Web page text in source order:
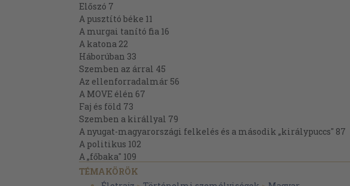
Előszó 7
A pusztító béke 11
A murgai tanító fia 16
A katona 22
Háborúban 33
Szemben az árral 45
Az ellenforradalmár 56
A MOVE élén 67
Faj és föld 73
Szemben a királlyal 79
A nyugat-magyarországi felkelés és a második „királypuccs" 87
A politikus 102
A „főbaka" 109
A miniszterelnök 121
Gömbös külpolitikája 151
TÉMAKÖRÖK